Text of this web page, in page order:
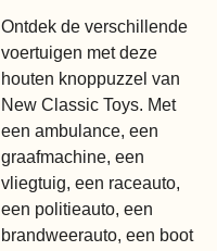
Ontdek de verschillende
voertuigen met deze
houten knoppuzzel van
New Classic Toys. Met
een ambulance, een
graafmachine, een
vliegtuig, een raceauto,
een politieauto, een
brandweerauto, een boot